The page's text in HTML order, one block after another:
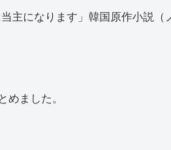
主になります」韓国原作小説（
めました。